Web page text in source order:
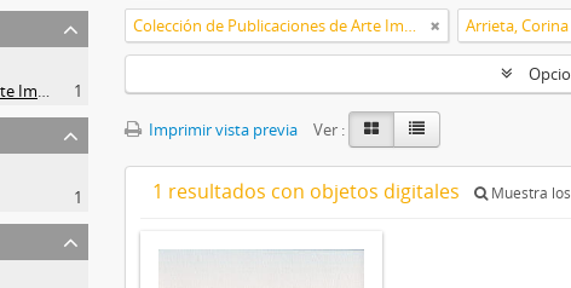
Colección de Publicaciones de Arte Impreso
1
1
Colección de Publicaciones de Arte Impreso Arrieta, Corina
Imprimir vista previa Ver :
1 resultados con objetos digitales Muestra